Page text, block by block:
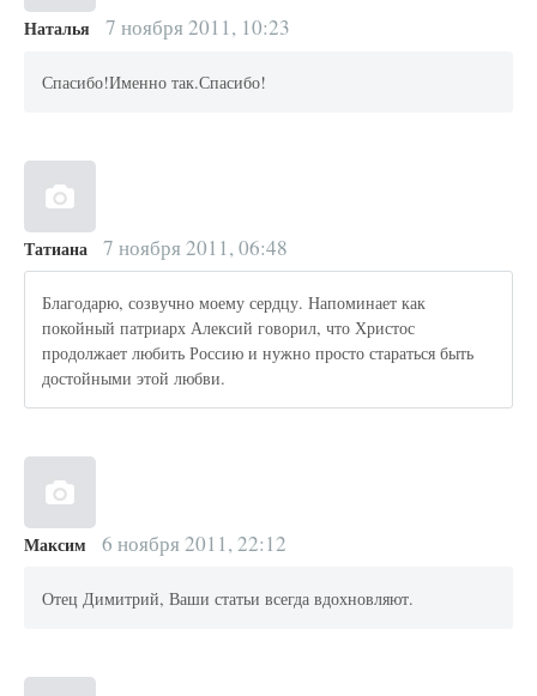
Наталья 7 ноября 2011, 10:23
Спасибо!Именно так.Спасибо!
Татиана 7 ноября 2011, 06:48
Благодарю, созвучно моему сердцу. Напоминает как
покойный патриарх Алексий говорил, что Христос
продолжает любить Россию и нужно просто стараться быть
достойными этой любви.
Максим 6 ноября 2011, 22:12
Отец Димитрий, Ваши статьи всегда вдохновляют.